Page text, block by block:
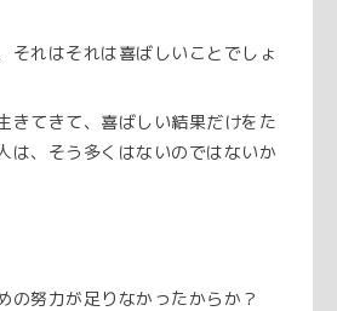
それはそれは喜ばしいことでしょ
きてきて、喜ばしい結果だけをた
は、そう多くはないのではないか
の努力が足りなかったからか？